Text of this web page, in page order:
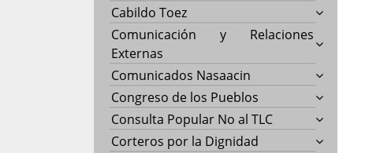
Cabildo Toez
Comunicación y Relaciones
Externas
Comunicados Nasaacin
Congreso de los Pueblos
Consulta Popular No al TLC
Corteros por la Dignidad